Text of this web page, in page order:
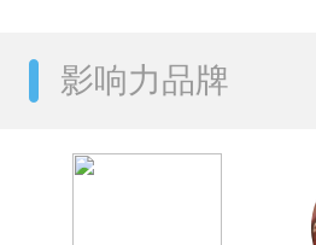
影响力品牌